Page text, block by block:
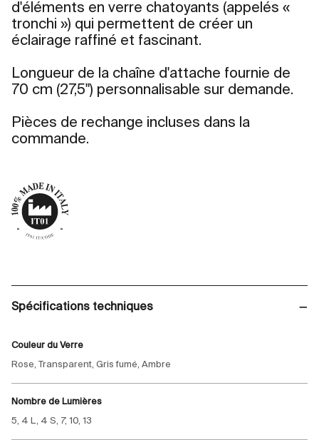
d'éléments en verre chatoyants (appelés «
tronchi ») qui permettent de créer un
éclairage raffiné et fascinant.
Longueur de la chaîne d'attache fournie de
70 cm (27,5") personnalisable sur demande.
Pièces de rechange incluses dans la
commande.
Spécifications techniques
Couleur du Verre
Rose, Transparent, Gris fumé, Ambre
Nombre de Lumières
5, 4 L, 4 S, 7, 10, 13